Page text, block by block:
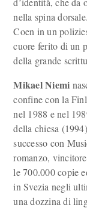
nella spina
Coen in un
cuore ferito di un
della grande
Mikael Niemi
confine con la
nel 1988 e nel
della chiesa
successo con
romanzo,
le 700.000 copie
in Svezia negli
una dozzina di